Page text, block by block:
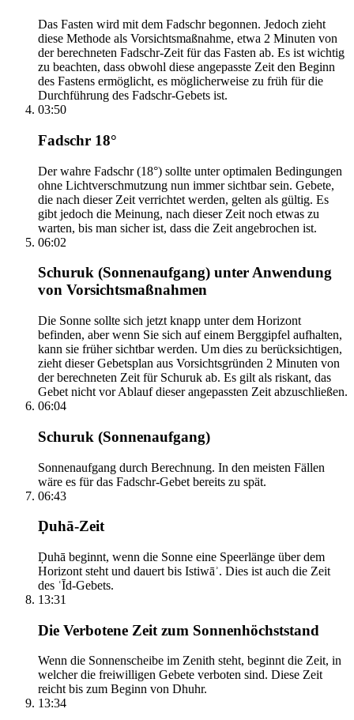
Das Fasten wird mit dem Fadschr begonnen. Jedoch zieht
diese Methode als Vorsichtsmaßnahme, etwa 2 Minuten von
der berechneten Fadschr-Zeit für das Fasten ab. Es ist wichtig
zu beachten, dass obwohl diese angepasste Zeit den Beginn
des Fastens ermöglicht, es möglicherweise zu früh für die
Durchführung des Fadschr-Gebets ist.
03:50
Fadschr 18°
Der wahre Fadschr (18°) sollte unter optimalen Bedingungen
ohne Lichtverschmutzung nun immer sichtbar sein. Gebete,
die nach dieser Zeit verrichtet werden, gelten als gültig. Es
gibt jedoch die Meinung, nach dieser Zeit noch etwas zu
warten, bis man sicher ist, dass die Zeit angebrochen ist.
06:02
Schuruk (Sonnenaufgang) unter Anwendung
von Vorsichtsmaßnahmen
Die Sonne sollte sich jetzt knapp unter dem Horizont
befinden, aber wenn Sie sich auf einem Berggipfel aufhalten,
kann sie früher sichtbar werden. Um dies zu berücksichtigen,
zieht dieser Gebetsplan aus Vorsichtsgründen 2 Minuten von
der berechneten Zeit für Schuruk ab. Es gilt als riskant, das
Gebet nicht vor Ablauf dieser angepassten Zeit abzuschließen.
06:04
Schuruk (Sonnenaufgang)
Sonnenaufgang durch Berechnung. In den meisten Fällen
wäre es für das Fadschr-Gebet bereits zu spät.
06:43
Ḍuhā-Zeit
Ḍuhā beginnt, wenn die Sonne eine Speerlänge über dem
Horizont steht und dauert bis Istiwāʾ. Dies ist auch die Zeit
des ʿĪd-Gebets.
13:31
Die Verbotene Zeit zum Sonnenhöchststand
Wenn die Sonnenscheibe im Zenith steht, beginnt die Zeit, in
welcher die freiwilligen Gebete verboten sind. Diese Zeit
reicht bis zum Beginn von Dhuhr.
13:34